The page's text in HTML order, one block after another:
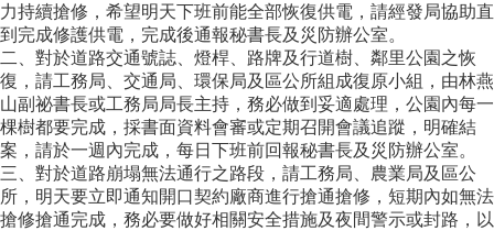
力持續搶修，希望明天下班前能全部恢復供電，請經發局協助直
到完成修護供電，完成後通報秘書長及災防辦公室。
二、對於道路交通號誌、燈桿、路牌及行道樹、鄰里公園之恢
復，請工務局、交通局、環保局及區公所組成復原小組，由林燕
山副祕書長或工務局局長主持，務必做到妥適處理，公園內每一
棵樹都要完成，採書面資料會審或定期召開會議追蹤，明確結
案，請於一週內完成，每日下班前回報秘書長及災防辦公室。
三、對於道路崩塌無法通行之路段，請工務局、農業局及區公
所，明天要立即通知開口契約廠商進行搶通搶修，短期內如無法
搶修搶通完成，務必要做好相關安全措施及夜間警示或封路，以